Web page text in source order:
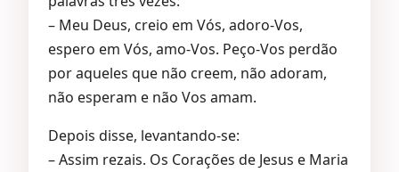
– Meu Deus, creio em Vós, adoro-Vos,
espero em Vós, amo-Vos. Peço-Vos perdão
por aqueles que não creem, não adoram,
não esperam e não Vos amam.
Depois disse, levantando-se:
– Assim rezais. Os Corações de Jesus e Maria